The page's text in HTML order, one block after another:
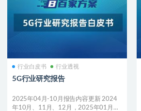
行业白皮书 行业透视
5G行业研究报告
2025年04月-10月报告内容更新 2024
年10月、11月、12月，2025年01月、